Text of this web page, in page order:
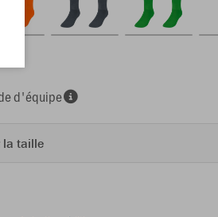
d'équipe
la taille